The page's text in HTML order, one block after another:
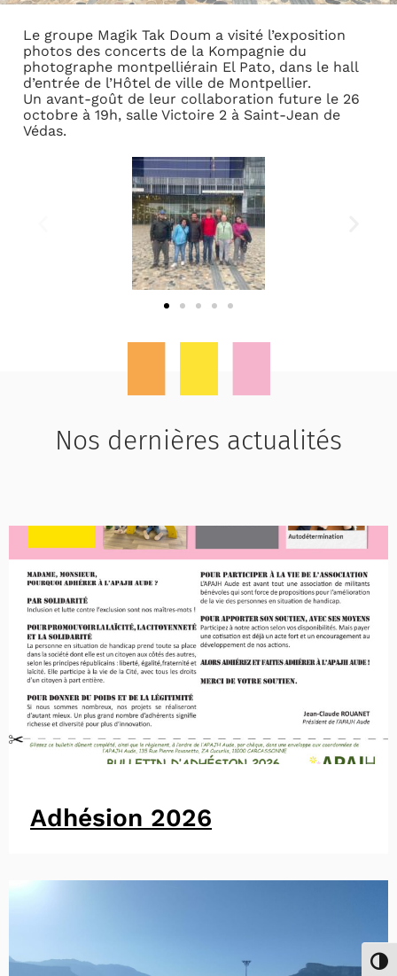
Le groupe Magik Tak Doum a visité l’exposition
photos des concerts de la Kompagnie du
photographe montpelliérain El Pato, dans le hall
d’entrée de l’Hôtel de ville de Montpellier.
Un avant-goût de leur collaboration future le 26
octobre à 19h, salle Victoire 2 à Saint-Jean de
Védas.
Nos dernières actualités
Adhésion 2026